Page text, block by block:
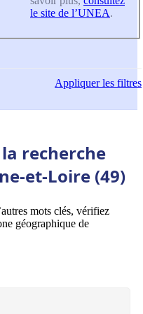
le site de l’UNEA.
Appliquerles filtres
recherche
et-Loire (49)
mots clés, vérifiez
géographique de